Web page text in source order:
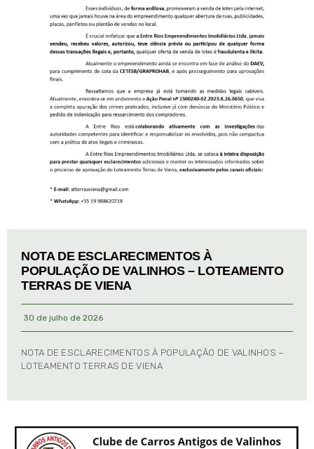
NOTA DE ESCLARECIMENTOS À
POPULAÇÃO DE VALINHOS – LOTEAMENTO
TERRAS DE VIENA
30 de julho de 2026
NOTA DE ESCLARECIMENTOS À POPULAÇÃO DE VALINHOS –
LOTEAMENTO TERRAS DE VIENA